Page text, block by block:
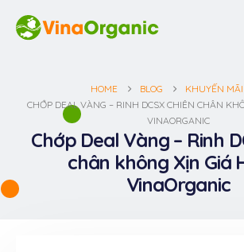
HOME BLOG
KHUYẾN MÃI
CHỚP DEAL VÀNG – RINH DCSX CHIÊN CHÂN
VINAORGANIC
Chớp Deal Vàng – Rinh
chân không Xịn Giá
VinaOrganic